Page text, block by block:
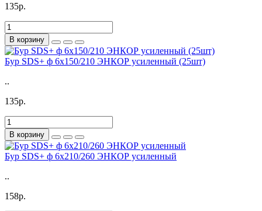
135р.
В корзину
Бур SDS+ ф 6х150/210 ЭНКОР усиленный (25шт)
..
135р.
В корзину
Бур SDS+ ф 6х210/260 ЭНКОР усиленный
..
158р.